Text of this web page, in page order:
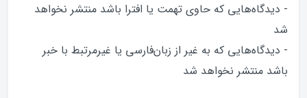
- دیدگاه‌هایی که حاوی تهمت یا افترا باشد منتشر نخواهد‌
شد
- دیدگاه‌هایی که به غیر از زبان‌فارسی یا غیرمرتبط با خبر
باشد منتشر نخواهد‌ شد